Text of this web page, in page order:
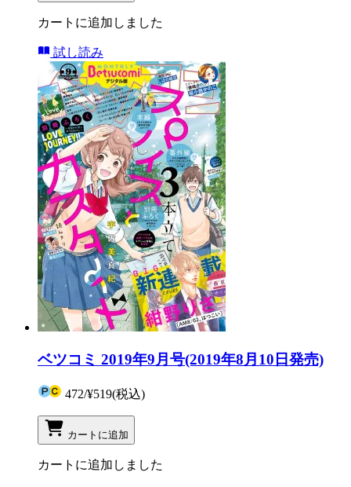
カートに追加しました
試し読み
ベツコミ 2019年9月号(2019年8月10日発売)
472/¥519(税込)
カートに追加
カートに追加しました